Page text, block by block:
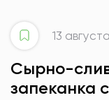
13
Сырно-
запеканка